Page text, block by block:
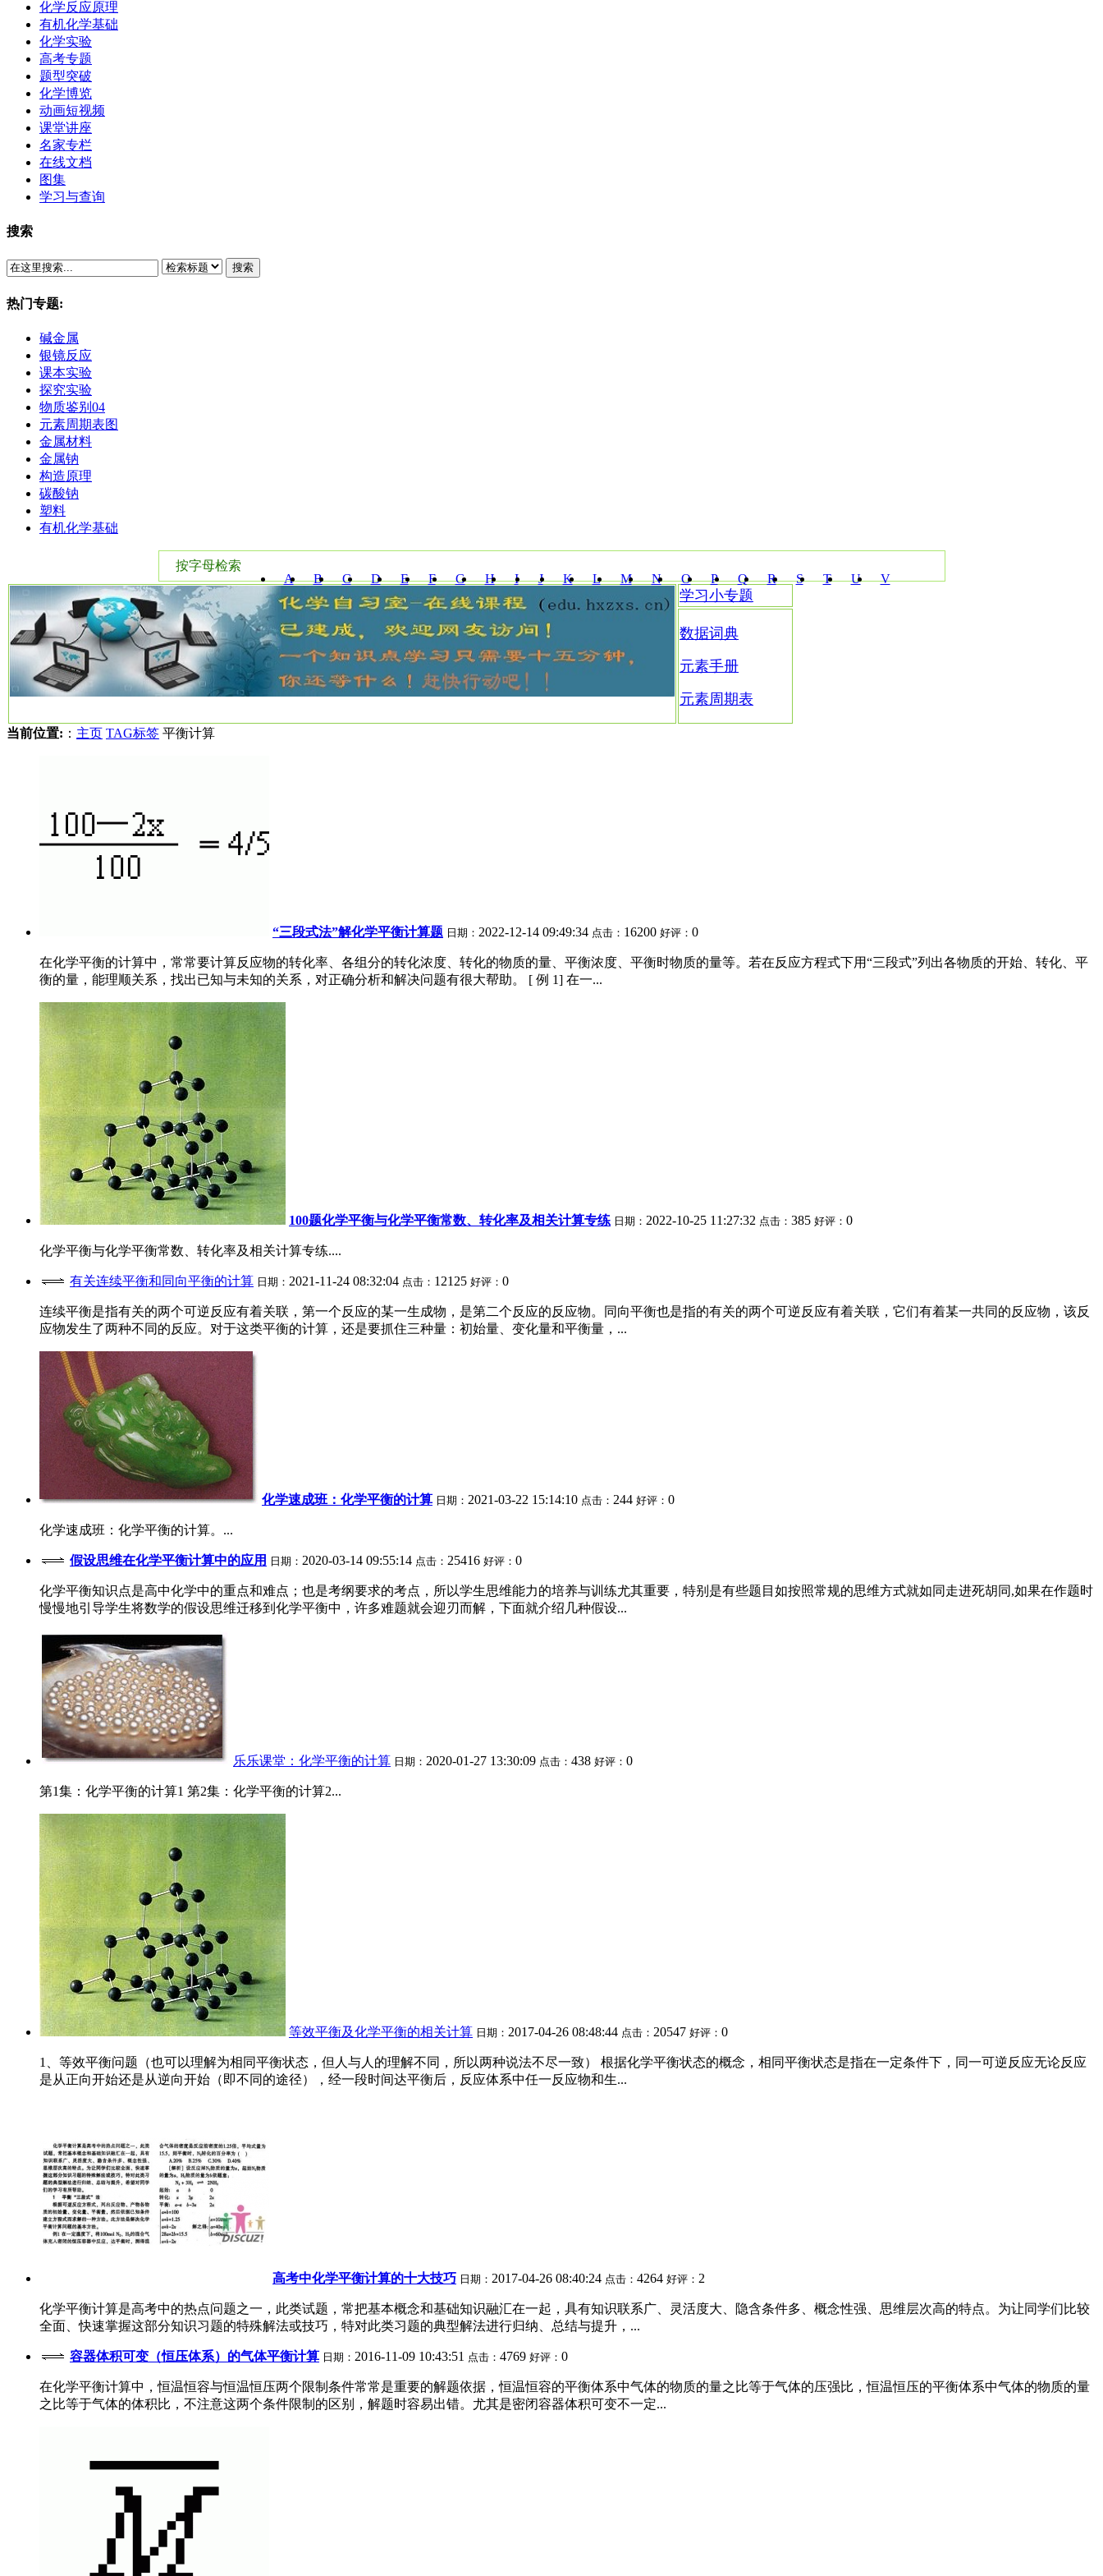
化学反应原理
有机化学基础
化学实验
高考专题
题型突破
化学博览
动画短视频
课堂讲座
名家专栏
在线文档
图集
学习与查询
搜索
搜索
热门专题:
碱金属
银镜反应
课本实验
探究实验
物质鉴别04
元素周期表图
金属材料
金属钠
构造原理
碳酸钠
塑料
有机化学基础
按字母检索
A
B C D E F G H I J K L M N O P Q R S T U V
W X Y Z
学习小专题
数据词典
元素手册
元素周期表
当前位置: ： 主页 TAG标签 平衡计算
“三段式法”解化学平衡计算题 日期： 2022-12-14 09:49:34 点击： 16200 好评： 0
在化学平衡的计算中，常常要计算反应物的转化率、各组分的转化浓度、转化的物质的量、平衡浓度、平衡时物质的量等。若在反应方程式下用“三段式”列出各物质的开始、转化、平
衡的量，能理顺关系，找出已知与未知的关系，对正确分析和解决问题有很大帮助。 [ 例 1] 在一...
100题化学平衡与化学平衡常数、转化率及相关计算专练 日期： 2022-10-25 11:27:32 点击： 385 好评： 0
化学平衡与化学平衡常数、转化率及相关计算专练....
有关连续平衡和同向平衡的计算 日期： 2021-11-24 08:32:04 点击： 12125 好评： 0
连续平衡是指有关的两个可逆反应有着关联，第一个反应的某一生成物，是第二个反应的反应物。同向平衡也是指的有关的两个可逆反应有着关联，它们有着某一共同的反应物，该反
应物发生了两种不同的反应。对于这类平衡的计算，还是要抓住三种量：初始量、变化量和平衡量，...
化学速成班：化学平衡的计算 日期： 2021-03-22 15:14:10 点击： 244 好评： 0
化学速成班：化学平衡的计算。...
假设思维在化学平衡计算中的应用 日期： 2020-03-14 09:55:14 点击： 25416 好评： 0
化学平衡知识点是高中化学中的重点和难点；也是考纲要求的考点，所以学生思维能力的培养与训练尤其重要，特别是有些题目如按照常规的思维方式就如同走进死胡同,如果在作题时
慢慢地引导学生将数学的假设思维迁移到化学平衡中，许多难题就会迎刃而解，下面就介绍几种假设...
乐乐课堂：化学平衡的计算 日期： 2020-01-27 13:30:09 点击： 438 好评： 0
第1集：化学平衡的计算1 第2集：化学平衡的计算2...
等效平衡及化学平衡的相关计算 日期： 2017-04-26 08:48:44 点击： 20547 好评： 0
1、等效平衡问题（也可以理解为相同平衡状态，但人与人的理解不同，所以两种说法不尽一致） 根据化学平衡状态的概念，相同平衡状态是指在一定条件下，同一可逆反应无论反应
是从正向开始还是从逆向开始（即不同的途径），经一段时间达平衡后，反应体系中任一反应物和生...
高考中化学平衡计算的十大技巧 日期： 2017-04-26 08:40:24 点击： 4264 好评： 2
化学平衡计算是高考中的热点问题之一，此类试题，常把基本概念和基础知识融汇在一起，具有知识联系广、灵活度大、隐含条件多、概念性强、思维层次高的特点。为让同学们比较
全面、快速掌握这部分知识习题的特殊解法或技巧，特对此类习题的典型解法进行归纳、总结与提升，...
容器体积可变（恒压体系）的气体平衡计算 日期： 2016-11-09 10:43:51 点击： 4769 好评： 0
在化学平衡计算中，恒温恒容与恒温恒压两个限制条件常常是重要的解题依据，恒温恒容的平衡体系中气体的物质的量之比等于气体的压强比，恒温恒压的平衡体系中气体的物质的量
之比等于气体的体积比，不注意这两个条件限制的区别，解题时容易出错。尤其是密闭容器体积可变不一定...